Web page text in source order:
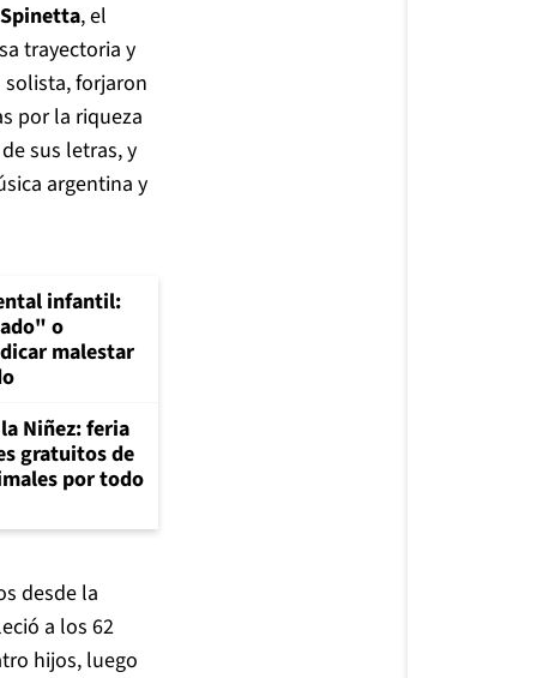
, el
trayectoria y
solista, forjaron
por la riqueza
sus letras, y
argentina y
infantil:
o
malestar
Niñez: feria
gratuitos de
por todo
desde la
a los 62
hijos, luego